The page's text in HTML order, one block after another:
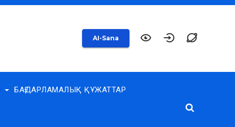
AI-Sana
БАҒДАРЛАМАЛЫҚ ҚҰЖАТТАР